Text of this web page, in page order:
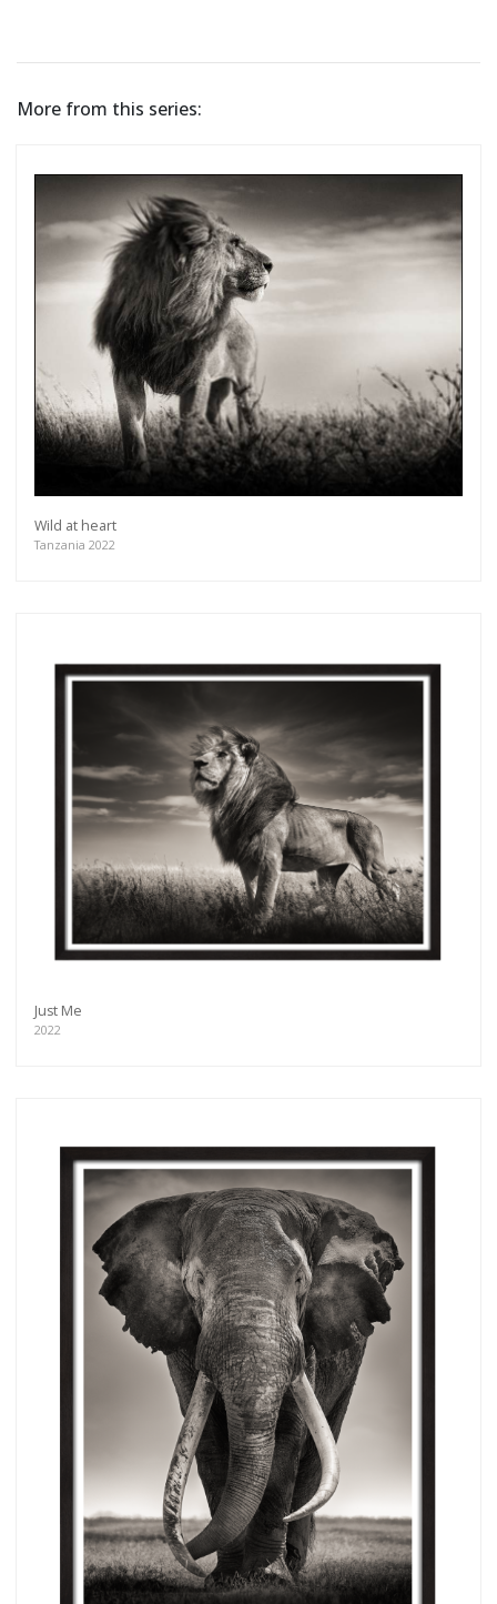
More from this series:
Wild at heart
Tanzania 2022
Just Me
2022